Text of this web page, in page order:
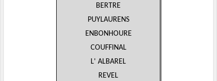
BERTRE
PUYLAURENS
ENBONHOURE
COUFFINAL
L' ALBAREL
REVEL